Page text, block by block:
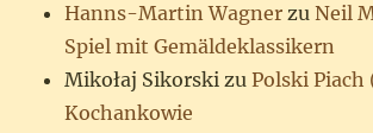
Hanns-Martin Wagner zuNeil
Spiel mit Gemäldeklassikern
Mikołaj Sikorski zuPolski Piach
Kochankowie